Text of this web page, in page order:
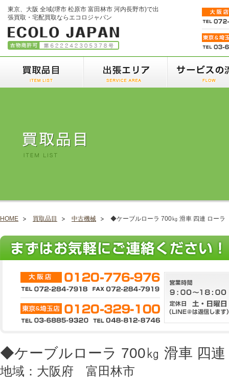
東京、大阪 全域(堺市 松原市 富田林市 河内長野市)で出
張買取・宅配買取ならエコロジャパン
HOME 買取品目 中古機械 ◆ケーブルローラ 700㎏ 滑車 四連 ローラ
◆ケーブルローラ 700㎏ 滑車 四連
地域：大阪府 富田林市